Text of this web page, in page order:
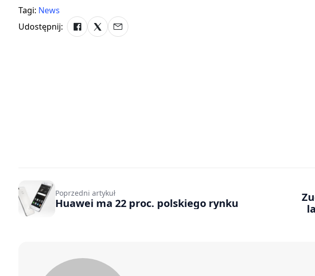
Tagi: News
Udostępnij:
Poprzedni artykuł
Huawei ma 22 proc. polskiego rynku